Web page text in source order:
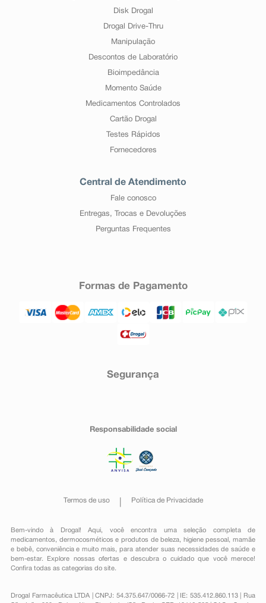
Disk Drogal
Drogal Drive-Thru
Manipulação
Descontos de Laboratório
Bioimpedância
Momento Saúde
Medicamentos Controlados
Cartão Drogal
Testes Rápidos
Fornecedores
Central de Atendimento
Fale conosco
Entregas, Trocas e Devoluções
Perguntas Frequentes
Formas de Pagamento
Segurança
Responsabilidade social
Termos de uso Política de Privacidade
Bem-vindo à Drogal! Aqui, você encontra uma seleção completa de
medicamentos , dermocosméticos e produtos de beleza, higiene pessoal ,mamãe
e bebê, conveniênciae muito mais, para atender suas necessidades de saúde e
bem-estar. Explore nossas ofertas e descubra o cuidado que você merece!
Confira todas as categorias do site.
Drogal Farmacêutica LTDA | CNPJ: 54.375.647/0066-72 | IE: 535.412.860.113 | Rua